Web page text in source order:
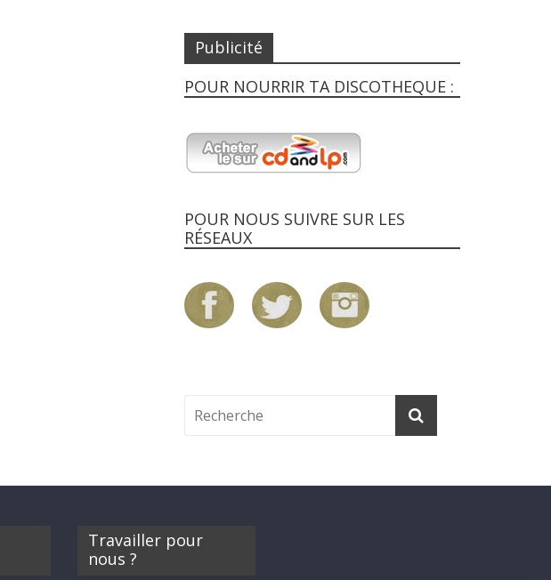
Publicité
POUR NOURRIR TA DISCOTHEQUE :
POUR NOUS SUIVRE SUR LES
RÉSEAUX
Travailler pour
nous ?